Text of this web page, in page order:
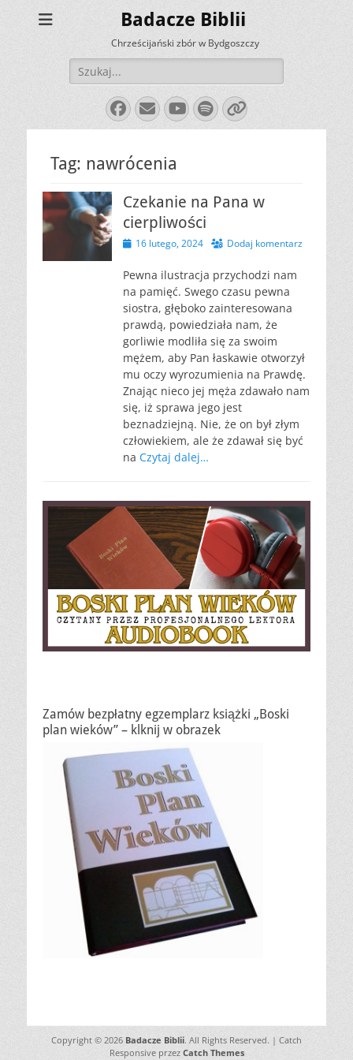
Badacze Biblii
Chrześcijański zbór w Bydgoszczy
Szukaj:
Facebook
E-
mail
YouTube
Spotify
Link
Tag: nawrócenia
Czekanie na Pana w
cierpliwości
Opublikowano
16 lutego, 2024 Dodaj komentarz
Pewna ilustracja przychodzi nam
na pamięć. Swego czasu pewna
siostra, głęboko zainteresowana
prawdą, powiedziała nam, że
gorliwie modliła się za swoim
mężem, aby Pan łaskawie otworzył
mu oczy wyrozumienia na Prawdę.
Znając nieco jej męża zdawało nam
się, iż sprawa jego jest
beznadziejną. Nie, że on był złym
człowiekiem, ale że zdawał się być
na Czytaj dalej…
Zamów bezpłatny egzemplarz książki „Boski
plan wieków” – klknij w obrazek
Copyright © 2026 Badacze Biblii. All Rights Reserved. | Catch
Responsive przez Catch Themes